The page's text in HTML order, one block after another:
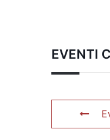
EVENTI